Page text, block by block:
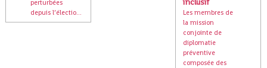
perturbées
depuis l’électio...
Les membres de
la mission
conjointe de
diplomatie
préventive
composée des